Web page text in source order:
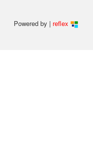
Powered by | reflex